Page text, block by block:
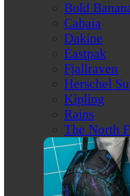
Bold
Cabaia
Dakine
Eastpak
Fjallraven
Herschel
Kipling
Rains
The North